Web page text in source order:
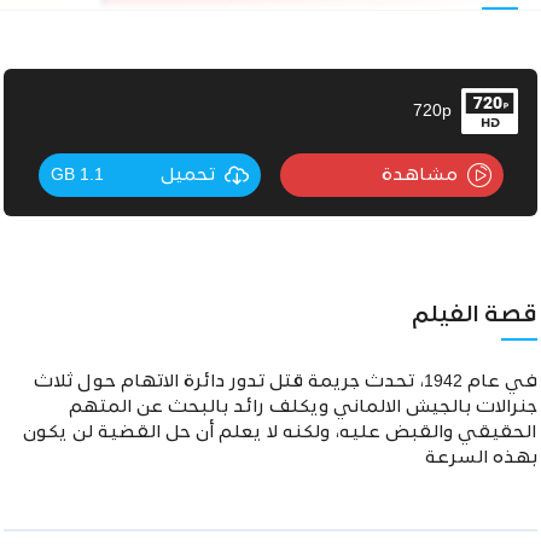
720p
مشاهدة تحميل 1.1 GB
قصة الفيلم
في عام 1942، تحدث جريمة قتل تدور دائرة الاتهام حول ثلاث
جنرالات بالجيش الالماني ويكلف رائد بالبحث عن المتهم
الحقيقي والقبض عليه، ولكنه لا يعلم أن حل القضية لن يكون
بهذه السرعة